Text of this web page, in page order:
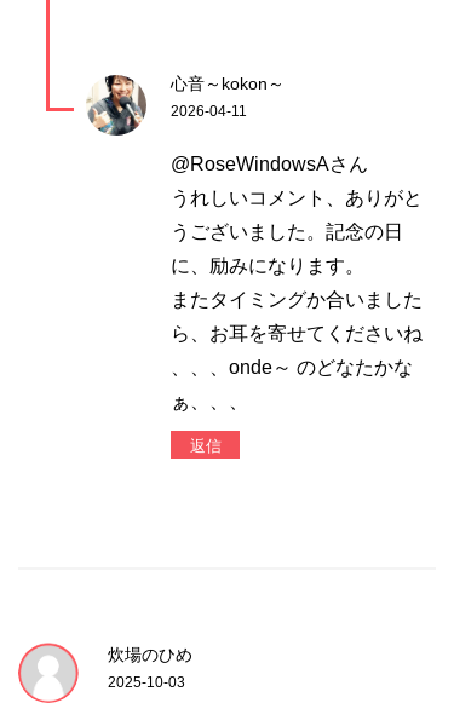
心音～kokon～
2026-04-11
@RoseWindowsAさん
うれしいコメント、ありがと
うございました。記念の日
に、励みになります。
またタイミングか合いました
ら、お耳を寄せてくださいね
、、、onde～ のどなたかな
ぁ、、、
返信
炊場のひめ
2025-10-03